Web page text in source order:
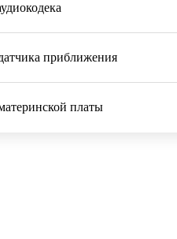
приближения
платы